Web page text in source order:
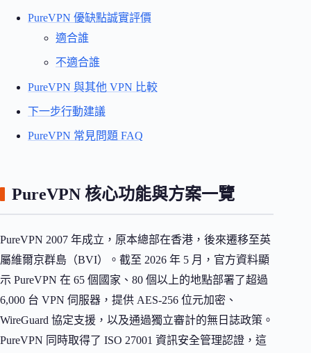
PureVPN 優缺點誠實評價
適合誰
不適合誰
PureVPN 與其他 VPN 比較
下一步行動建議
PureVPN 常見問題 FAQ
PureVPN 核心功能與方案一覽
PureVPN 2007 年成立，原本總部在香港，後來遷移至英
屬維爾京群島（BVI）。截至 2026 年 5 月，官方資料顯
示 PureVPN 在 65 個國家、80 個以上的地點部署了超過
6,000 台 VPN 伺服器，提供 AES-256 位元加密、
WireGuard 協定支援，以及通過獨立審計的無日誌政策。
PureVPN 同時取得了 ISO 27001 資訊安全管理認證，這